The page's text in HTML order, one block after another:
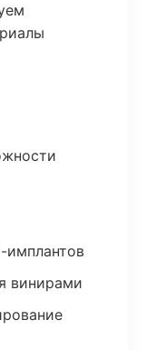
имплантов
винирами